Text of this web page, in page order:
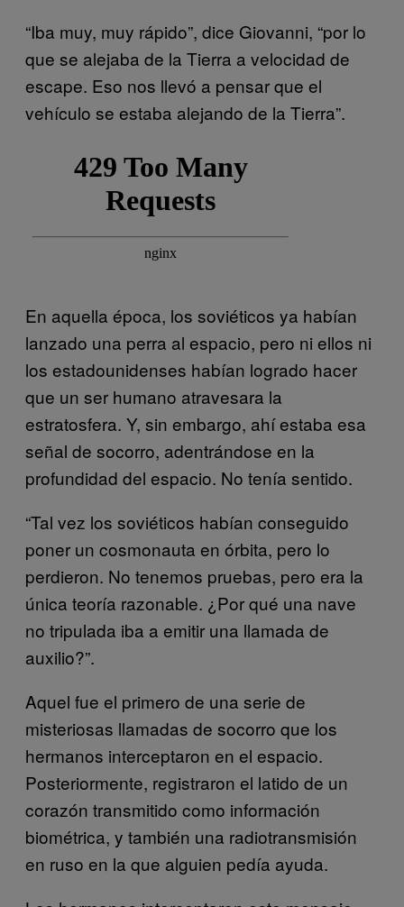
“Iba muy, muy rápido”, dice Giovanni, “por lo
que se alejaba de la Tierra a velocidad de
escape. Eso nos llevó a pensar que el
vehículo se estaba alejando de la Tierra”.
En aquella época, los soviéticos ya habían
lanzado una perra al espacio, pero ni ellos ni
los estadounidenses habían logrado hacer
que un ser humano atravesara la
estratosfera. Y, sin embargo, ahí estaba esa
señal de socorro, adentrándose en la
profundidad del espacio. No tenía sentido.
“Tal vez los soviéticos habían conseguido
poner un cosmonauta en órbita, pero lo
perdieron. No tenemos pruebas, pero era la
única teoría razonable. ¿Por qué una nave
no tripulada iba a emitir una llamada de
auxilio?”.
Aquel fue el primero de una serie de
misteriosas llamadas de socorro que los
hermanos interceptaron en el espacio.
Posteriormente, registraron el latido de un
corazón transmitido como información
biométrica, y también una radiotransmisión
en ruso en la que alguien pedía ayuda.